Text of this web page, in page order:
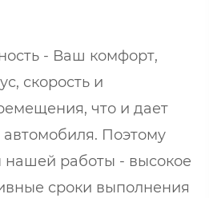
- Ваш комфорт,
скорость и
что и дает
Поэтому
работы - высокое
сроки выполнения